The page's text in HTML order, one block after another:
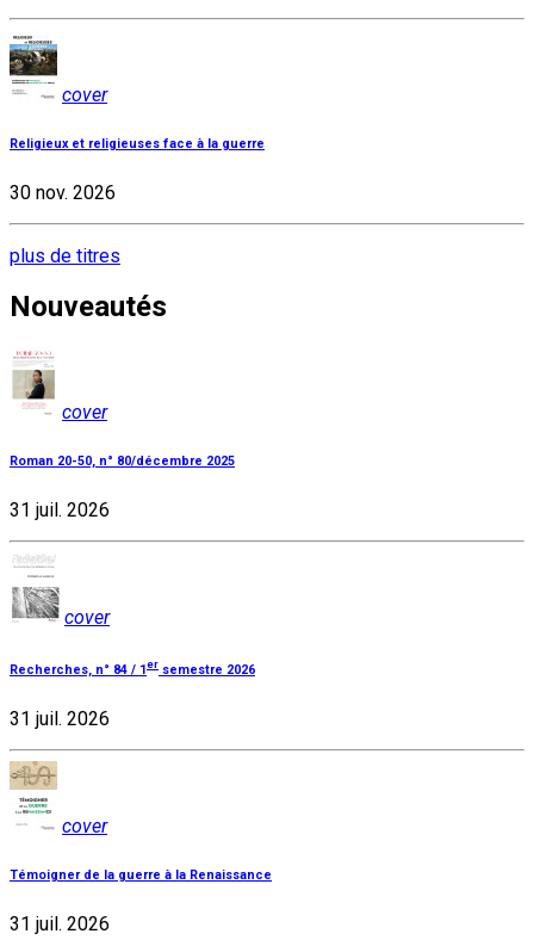
cover
Religieux et religieuses face à la guerre
30 nov. 2026
plus de titres
Nouveautés
cover
Roman 20-50, n° 80/décembre 2025
31 juil. 2026
cover
Recherches, n° 84 / 1er semestre 2026
31 juil. 2026
cover
Témoigner de la guerre à la Renaissance
31 juil. 2026